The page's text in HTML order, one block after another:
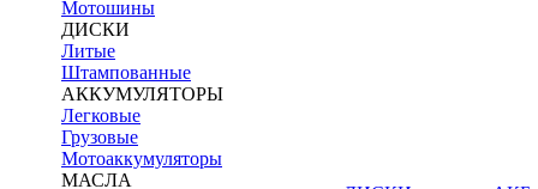
Мотошины
ДИСКИ
Литые
Штампованные
АККУМУЛЯТОРЫ
Легковые
Грузовые
Мотоаккумуляторы
МАСЛА